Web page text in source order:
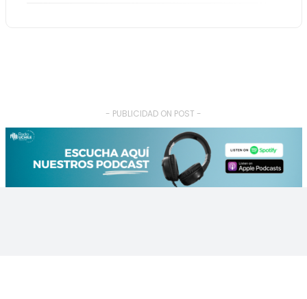
- PUBLICIDAD ON POST -